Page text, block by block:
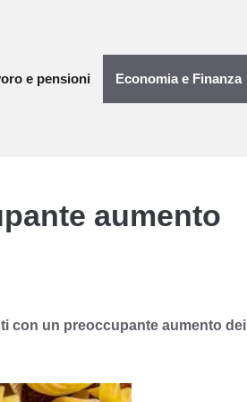
e pensioni Economia e Finanza
aumento
con un preoccupante aumento dei